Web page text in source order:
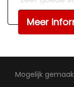
Amg-
zijn
Control,
Meer
Mogelijk